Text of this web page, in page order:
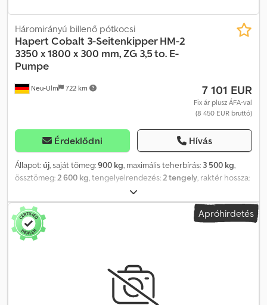
Neu-Ulm 722 km
Háromirányú billenő pótkocsi
Hapert Cobalt 3-Seitenkipper HM-2
3350 x 1800 x 300 mm, ZG 3,5 to. E-
Pumpe
7 101 EUR
Fix ár plusz ÁFA-val
(8 450 EUR bruttó)
Érdeklődni Hívás
Állapot:új, saját tömeg:900 kg, maximális teherbírás: 3 500 kg,
össztömeg: 2 600 kg , tengelyelrendezés: 2 tengely , raktér hossza:
1 800 mm
mm, rakodótér térfogata:1,8 m³, szín:egyéb, építési magasság:
1 020 mm
, Gyártó: Hapert Típus:
Cobalt 3 oldalas billenős utánfutó HM-2 Megengedett össztömeg:
3500 kg Hasznos teher: 2600 kg Saját tömeg: 900 kg Raktér
Rakodási magasság: 690 mm Elektrohidraulikus rendszerrel Kézi
szivattyúval Rámpakettet tartalmaz: 2 beépített alumínium rámpa,
2 támasztóláb 3 oldalas billenős utánfutó - Alváz teljesen
hegesztett és forró galvanizált - Alacsony alváz 195/50 R13
Apróhirdetés